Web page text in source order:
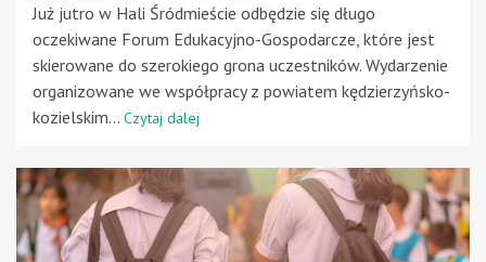
Już jutro w Hali Śródmieście odbędzie się długo
oczekiwane Forum Edukacyjno-Gospodarcze, które jest
skierowane do szerokiego grona uczestników. Wydarzenie
organizowane we współpracy z powiatem kędzierzyńsko-
kozielskim... Czytaj dalej